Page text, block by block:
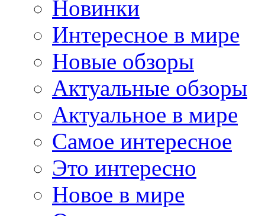
Новинки
Интересное в мире
Новые обзоры
Актуальные обзоры
Актуальное в мире
Самое интересное
Это интересно
Новое в мире